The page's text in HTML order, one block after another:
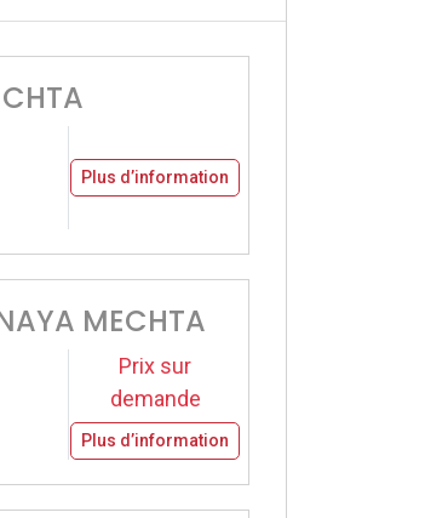
Plus d’information
MECHTA
Prix sur
demande
Plus d’information